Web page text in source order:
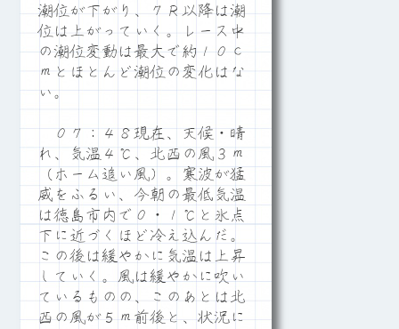
潮位が下がり、７Ｒ以降は潮
位は上がっていく。レース中
の潮位変動は最大で約１０ｃ
ｍとほとんど潮位の変化はな
い。
０７：４８現在、天候・晴
れ、気温４℃、北西の風３ｍ
（ホーム追い風）。寒波が猛
威をふるい、今朝の最低気温
は徳島市内で０・１℃と氷点
下に近づくほど冷え込んだ。
この後は緩やかに気温は上昇
していく。風は緩やかに吹い
ているものの、このあとは北
西の風が５ｍ前後と、状況に